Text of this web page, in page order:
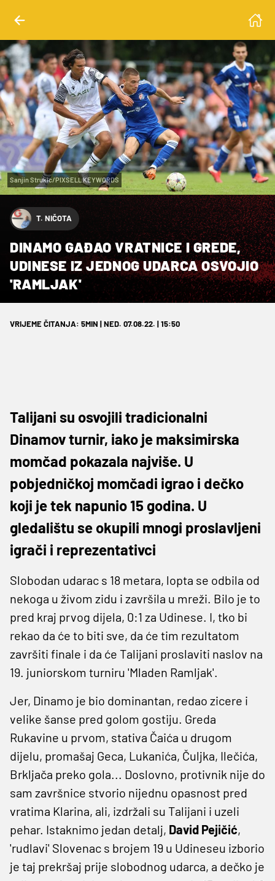
Sanjin Strukic/PIXSELL KEYWORDS
T. NIČOTA
DINAMO GAĐAO VRATNICE I GREDE,
UDINESE IZ JEDNOG UDARCA OSVOJIO
'RAMLJAK'
VRIJEME ČITANJA: 5MIN | NED. 07.08.22. | 15:50
Talijani su osvojili tradicionalni
Dinamov turnir, iako je maksimirska
momčad pokazala najviše. U
pobjedničkoj momčadi igrao i dečko
koji je tek napunio 15 godina. U
gledalištu se okupili mnogi proslavljeni
igrači i reprezentativci
Slobodan udarac s 18 metara, lopta se odbila od
nekoga u živom zidu i završila u mreži. Bilo je to
pred kraj prvog dijela, 0:1 za Udinese. I, tko bi
rekao da će to biti sve, da će tim rezultatom
završiti finale i da će Talijani proslaviti naslov na
19. juniorskom turniru 'Mladen Ramljak'.
Jer, Dinamo je bio dominantan, redao zicere i
velike šanse pred golom gostiju. Greda
Rukavine u prvom, stativa Čaića u drugom
dijelu, promašaj Geca, Lukanića, Čuljka, Ilečića,
Brkljača preko gola... Doslovno, protivnik nije do
sam završnice stvorio nijednu opasnost pred
vratima Klarina, ali, izdržali su Talijani i uzeli
pehar. Istaknimo jedan detalj, David Pejičić,
'rudlavi' Slovenac s brojem 19 u Udineseu izborio
je taj prekršaj prije slobodnog udarca, a dečko je